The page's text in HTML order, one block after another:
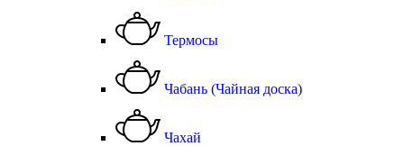
Термосы
Чабань (Чайная доска)
Чахай